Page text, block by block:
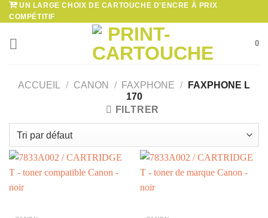
Passer
au
contenu
UN LARGE CHOIX DE CARTOUCHE D'ENCRE À PRIX
COMPÉTITIF
0
ACCUEIL / CANON / FAXPHONE /
FAXPHONE L
170
FILTRER